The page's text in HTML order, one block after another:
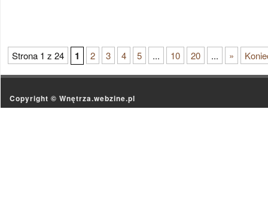
Strona 1 z 24 1 2 3 4 5 ... 10 20 ... »
Copyright © Wnętrza.webzine.pl